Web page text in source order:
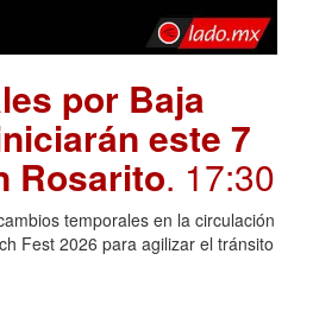
por Baja
este 7
Rosarito. 17:30
temporales en la circulación
Fest 2026 para agilizar el tránsito